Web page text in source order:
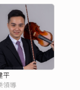
平
領導